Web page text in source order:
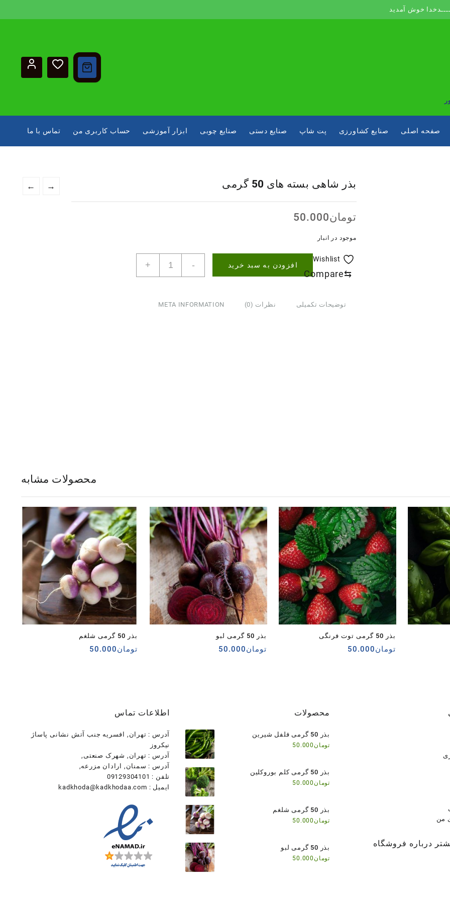
خوش آمدید
صفحه اصلی صنایع کشاورزی پت شاپ صنایع دستی صنایع چوبی ابزار آموزشی حساب کاربری من تماس با ما
← → بذر شاهی بسته های 50 گرمی
تومان50.000
موجود در انبار
-
شاهی
50
+ افزودن به سبد خرید
Wishlist
⇆
Compare
توضیحات تکمیلی نظرات (0) META INFORMATION
محصولات مشابه
بذر 50 گرمی شلغم
تومان50.000
بذر 50 گرمی لبو
تومان50.000
بذر 50 گرمی توت فرنگی
تومان50.000
من
درباره فروشگاه
محصولات
بذر 50 گرمی فلفل شیرین
تومان50.000
بذر 50 گرمی کلم بوروکلین
تومان50.000
بذر 50 گرمی شلغم
تومان50.000
بذر 50 گرمی لبو
تومان50.000
اطلاعات تماس
آدرس : تهران, افسریه جنب آتش نشانی پاساژ
نیکروز
آدرس : تهران, شهرک صنعتی,
آدرس : سمنان, ارادان مزرعه,
تلفن : 09129304101
ایمیل : kadkhoda@kadkhodaa.com